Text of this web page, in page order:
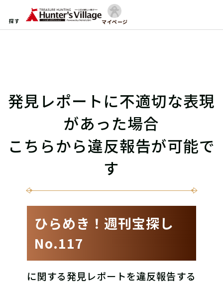
探す マイページ
発見レポートに不適切な表現
があった場合
こちらから違反報告が可能で
す
ひらめき！週刊宝探し
No.117
に関する発見レポートを違反報告する